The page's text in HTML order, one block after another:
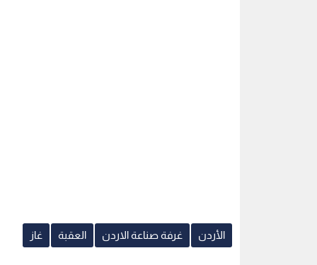
الأردن غرفة صناعة الاردن العقبة غاز